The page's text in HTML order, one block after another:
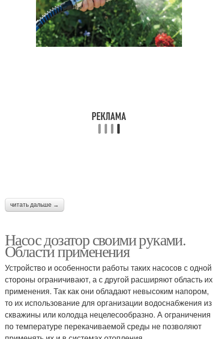
читать дальше →
Насос дозатор своими руками.
Области применения
Устройство и особенности работы таких насосов с одной
стороны ограничивают, а с другой расширяют область их
применения. Так как они обладают невысоким напором,
то их использование для организации водоснабжения из
скважины или колодца нецелесообразно. А ограничения
по температуре перекачиваемой среды не позволяют